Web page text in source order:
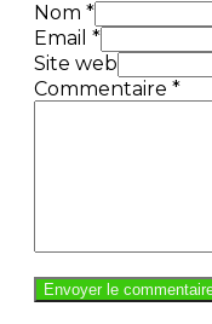
Nom *
Email *
Site web
Commentaire *